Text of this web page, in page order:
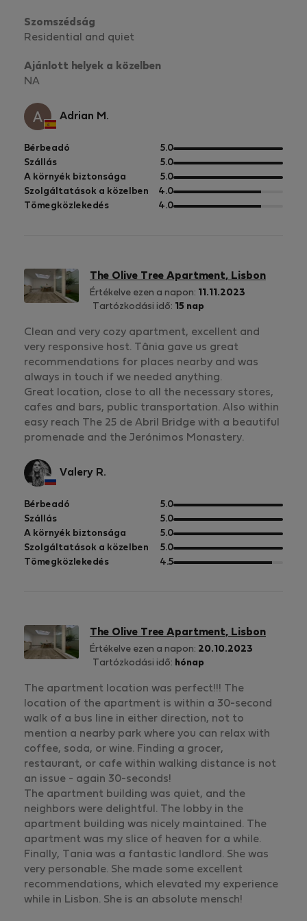
Szomszédság
Residential and quiet
Ajánlott helyek a közelben
NA
Adrian M.
Bérbeadó 5.05
pontból
Szállás 5.05
pontból
A környék biztonsága 5.05
pontból
Szolgáltatások a közelben 4.05
pontból
Tömegközlekedés 4.05
The Olive Tree Apartment, Lisbon
Értékelve ezen a napon: 11.11.2023
Tartózkodási idő: 15 nap
Clean and very cozy apartment, excellent and
very responsive host. Tânia gave us great
recommendations for places nearby and was
always in touch if we needed anything.
Great location, close to all the necessary stores,
cafes and bars, public transportation. Also within
easy reach The 25 de Abril Bridge with a beautiful
promenade and the Jerónimos Monastery.
Valery R.
Bérbeadó 5.05
pontból
Szállás 5.05
pontból
A környék biztonsága 5.05
pontból
Szolgáltatások a közelben 5.05
pontból
Tömegközlekedés 4.55
The Olive Tree Apartment, Lisbon
Értékelve ezen a napon: 20.10.2023
Tartózkodási idő: hónap
The apartment location was perfect!!! The
location of the apartment is within a 30-second
walk of a bus line in either direction, not to
mention a nearby park where you can relax with
coffee, soda, or wine. Finding a grocer,
restaurant, or cafe within walking distance is not
an issue - again 30-seconds!
The apartment building was quiet, and the
neighbors were delightful. The lobby in the
apartment building was nicely maintained. The
apartment was my slice of heaven for a while.
Finally, Tania was a fantastic landlord. She was
very personable. She made some excellent
recommendations, which elevated my experience
while in Lisbon. She is an absolute mensch!